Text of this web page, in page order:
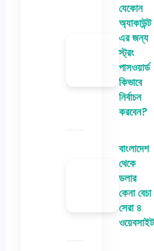
যেকোন
অ্যাকাউন্ট
এর জন্য
স্ট্রং
পাসওয়ার্ড
কিভাবে
নির্বাচন
করবেন?
বাংলাদেশ
থেকে
ডলার
কেনা বেচা
সেরা ৪
ওয়েবসাইট